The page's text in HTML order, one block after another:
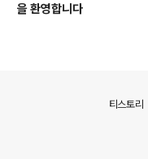
을 환영합니다
티스토리